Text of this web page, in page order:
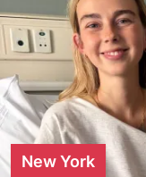
New York